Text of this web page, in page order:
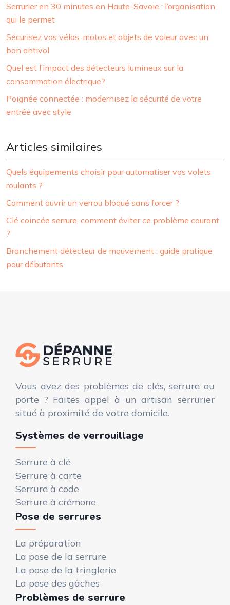
Serrurier en 30 minutes en Haute-Savoie : l’organisation
qui le permet
Sécurisez vos vélos, motos et objets de valeur avec un
bon antivol
Quel est l’impact des détecteurs lumineux sur la
consommation électrique?
Poignée connectée : modernisez la sécurité de votre
entrée avec style
Articles similaires
Quels équipements choisir pour automatiser vos volets
roulants ?
Comment ouvrir un verrou bloqué sans forcer ?
Clé coincée serrure, comment éviter ce problème courant
?
Branchement détecteur de mouvement : guide pratique
pour débutants
Vous avez des problèmes de clés, serrure ou
porte ? Faites appel à un artisan serrurier
situé à proximité de votre domicile.
Systèmes de verrouillage
Serrure à clé
Serrure à carte
Serrure à code
Serrure à crémone
Pose de serrures
La préparation
La pose de la serrure
La pose de la tringlerie
La pose des gâches
Problèmes de serrure